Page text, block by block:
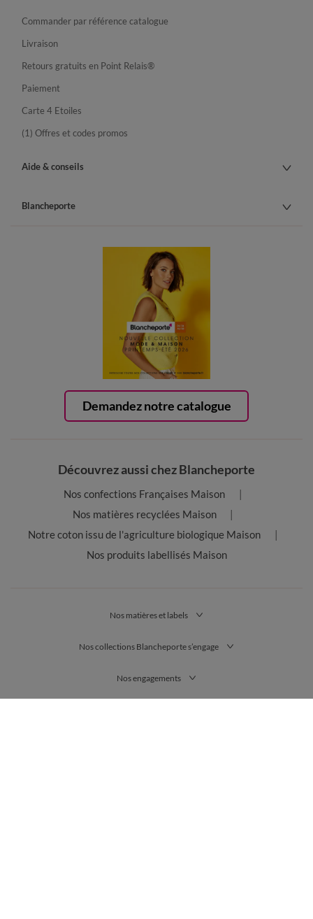
Demandez notre catalogue
Commander par référence catalogue
Livraison
Retours gratuits en Point Relais®
Paiement
Carte 4 Etoiles
(1) Offres et codes promos
Aide & conseils
Blancheporte
Découvrez aussi chez Blancheporte
Nos confections Françaises Maison
Nos matières recyclées Maison
Notre coton issu de l'agriculture biologique Maison
Nos produits labellisés Maison
Nos matières et labels
Nos collections Blancheporte s’engage
Nos engagements